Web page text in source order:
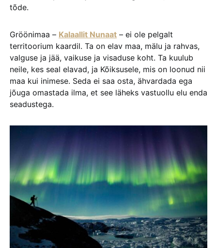
tõde.
Gröönimaa – Kalaallit Nunaat – ei ole pelgalt
territoorium kaardil. Ta on elav maa, mälu ja rahvas,
valguse ja jää, vaikuse ja visaduse koht. Ta kuulub
neile, kes seal elavad, ja Kõiksusele, mis on loonud nii
maa kui inimese. Seda ei saa osta, ähvardada ega
jõuga omastada ilma, et see läheks vastuollu elu enda
seadustega.